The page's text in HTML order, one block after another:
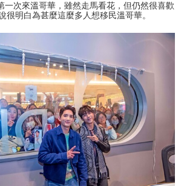
一次來溫哥華，雖然走馬看花，但仍然很喜歡
很明白為甚麼這麼多人想移民溫哥華。